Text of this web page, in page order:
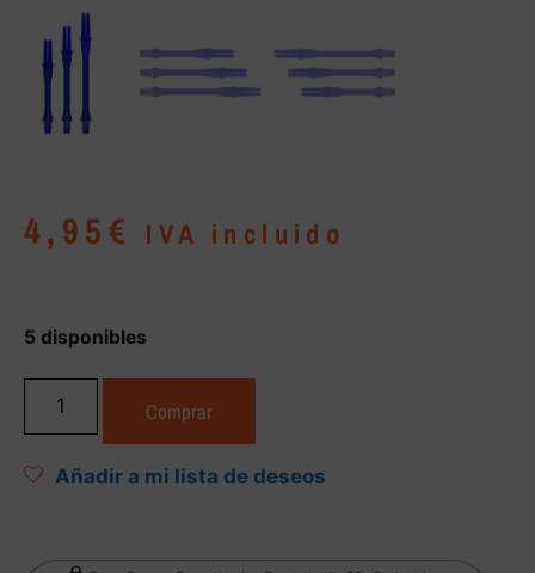
4,95€ IVA incluido
5 disponibles
Comprar
Añadir a mi lista de deseos